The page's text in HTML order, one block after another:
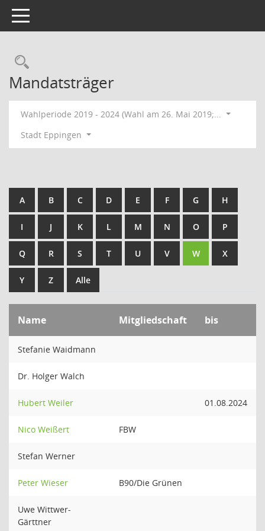
Toggle navigation
Rechercheauswahl
Mandatsträger
Wahlperiode 2019 - 2024 (Wahl am 26. Mai 2019;...
Stadt Eppingen
A B C D E F G H
I J K L M N O P
Q R S T U V W X
Y Z Alle
Name Mitgliedschaft bis
Stefanie Waidmann
Dr. Holger Walch
Hubert Weiler 01.08.2024
Nico Weißert FBW
Stefan Werner
Peter Wieser B90/Die Grünen
Uwe Wittwer-
Gärttner